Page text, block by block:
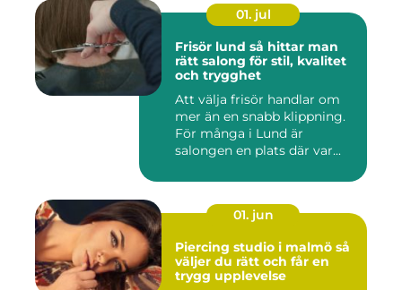
01. jul
Frisör lund så hittar man
rätt salong för stil, kvalitet
och trygghet
Att välja frisör handlar om
mer än en snabb klippning.
För många i Lund är
salongen en plats där var...
01. jun
Piercing studio i malmö så
väljer du rätt och får en
trygg upplevelse